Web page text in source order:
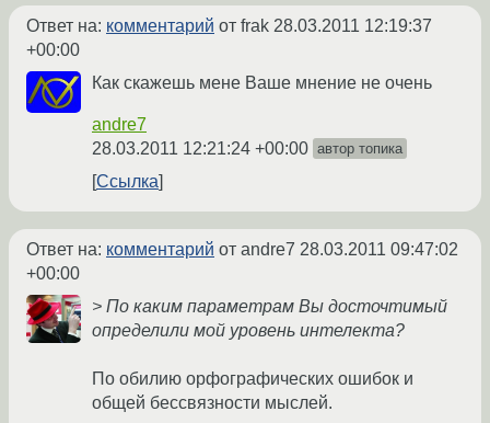
Ответ на: комментарий от frak 28.03.2011 12:19:37
+00:00
Как скажешь мене Ваше мнение не очень
andre7
28.03.2011 12:21:24 +00:00 автор топика
Ссылка
Ответ на: комментарий от andre7 28.03.2011 09:47:02
+00:00
> По каким параметрам Вы досточтимый
определили мой уровень интелекта?
По обилию орфографических ошибок и
общей бессвязности мыслей.